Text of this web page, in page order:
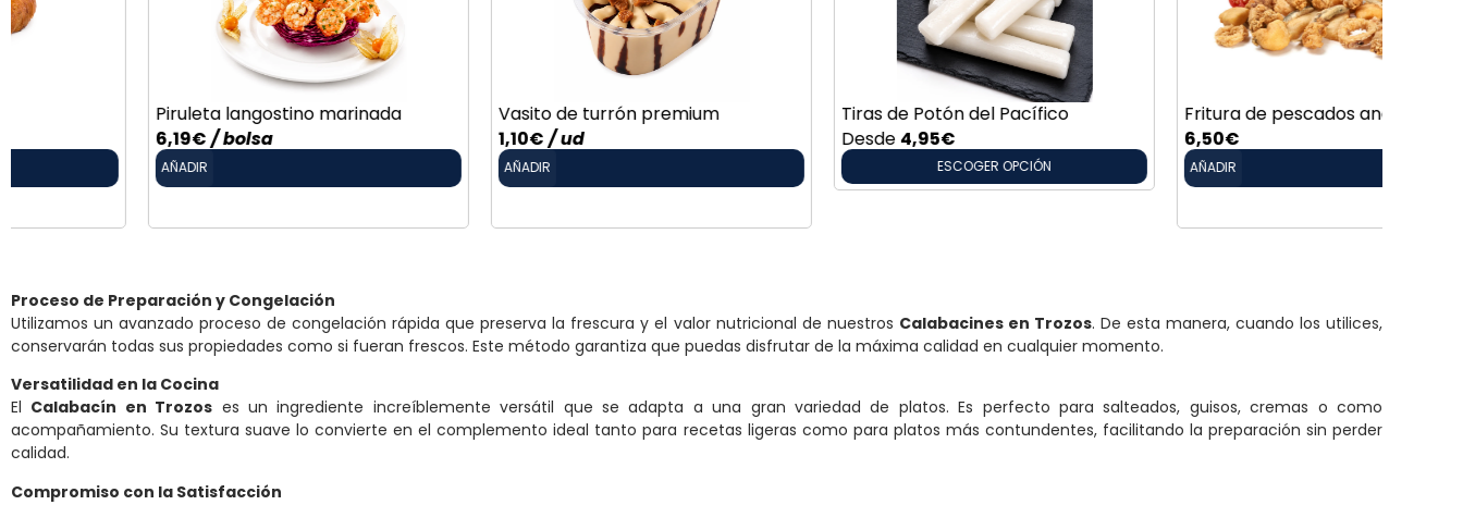
Piruleta langostino marinada
Vasito de turrón premium
Tiras de Potón del Pacífico
ESCOGER OPCIÓN
Fritura de pescados andaluces
Proceso de Preparación y Congelación
Utilizamos un avanzado proceso de congelación rápida que preserva la frescura y el valor nutricional de nuestros Calabacines en Trozos. De esta manera, cuando los utilices,
conservarán todas sus propiedades como si fueran frescos. Este método garantiza que puedas disfrutar de la máxima calidad en cualquier momento.
Versatilidad en la Cocina
El Calabacín en Trozos es un ingrediente increíblemente versátil que se adapta a una gran variedad de platos. Es perfecto para salteados, guisos, cremas o como
acompañamiento. Su textura suave lo convierte en el complemento ideal tanto para recetas ligeras como para platos más contundentes, facilitando la preparación sin perder
calidad.
Compromiso con la Satisfacción